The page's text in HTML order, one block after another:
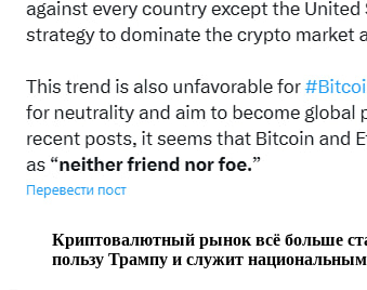
Криптовалютный рынок всё больше
пользу Трампу и служит